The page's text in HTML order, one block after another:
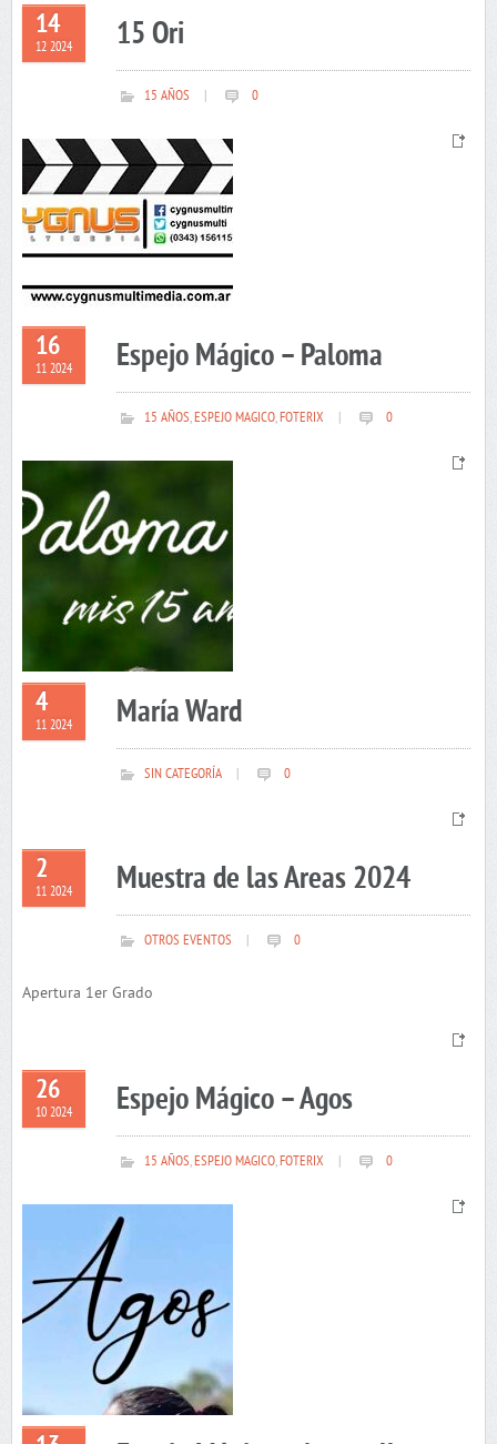
14
12 2024 15 Ori
15 AÑOS 0
16
11 2024 Espejo Mágico – Paloma
15 AÑOS,ESPEJO MAGICO,FOTERIX 0
4
11 2024 María Ward
SIN CATEGORÍA 0
2
11 2024 Muestra de las Areas 2024
OTROS EVENTOS 0
Apertura 1er Grado
26
10 2024 Espejo Mágico – Agos
15 AÑOS,ESPEJO MAGICO,FOTERIX 0